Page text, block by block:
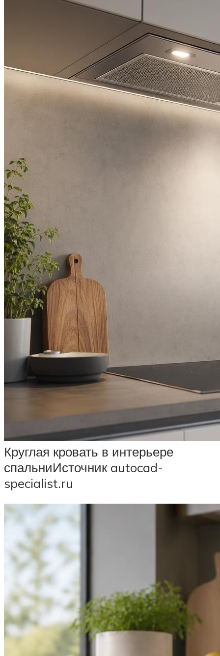
Круглая кровать в интерьере
спальниИсточник autocad-
specialist.ru